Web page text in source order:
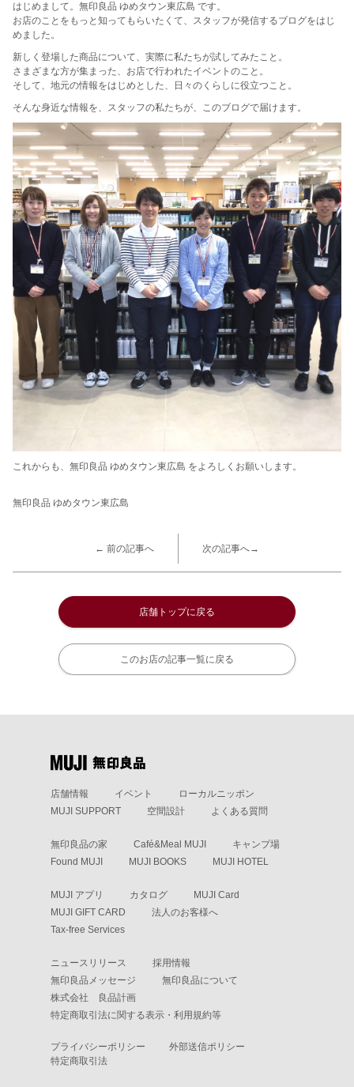
はじめまして。無印良品 ゆめタウン東広島 です。
お店のことをもっと知ってもらいたくて、スタッフが発信するブログをはじ
めました。
新しく登場した商品について、実際に私たちが試してみたこと。
さまざまな方が集まった、お店で行われたイベントのこと。
そして、地元の情報をはじめとした、日々のくらしに役立つこと。
そんな身近な情報を、スタッフの私たちが、このブログで届けます。
これからも、無印良品 ゆめタウン東広島 をよろしくお願いします。
無印良品 ゆめタウン東広島
← 前の記事へ 次の記事へ→
店舗トップに戻る
このお店の記事一覧に戻る
店舗情報 イベント
ローカルニッポン
MUJI SUPPORT
空間設計 よくある質問
無印良品の家 Café&Meal MUJI
キャンプ場
Found MUJI
MUJI BOOKS MUJI HOTEL
MUJI アプリ カタログ
MUJI Card
MUJI GIFT CARD
法人のお客様へ
Tax-free Services
ニュースリリース
採用情報
無印良品メッセージ
無印良品について
株式会社 良品計画
特定商取引法に関する表示・利用規約等
プライバシーポリシー
外部送信ポリシー
特定商取引法